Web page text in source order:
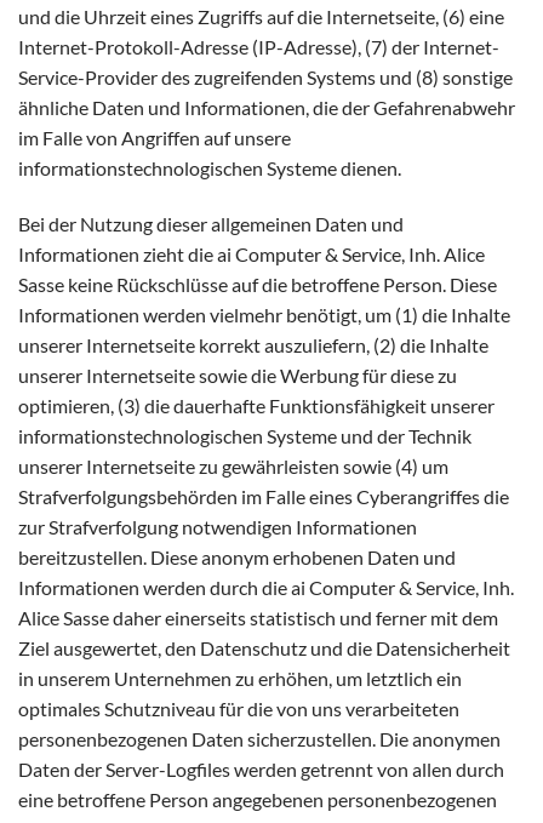
und die Uhrzeit eines Zugriffs auf die Internetseite, (6) eine
Internet-Protokoll-Adresse (IP-Adresse), (7) der Internet-
Service-Provider des zugreifenden Systems und (8) sonstige
ähnliche Daten und Informationen, die der Gefahrenabwehr
im Falle von Angriffen auf unsere
informationstechnologischen Systeme dienen.
Bei der Nutzung dieser allgemeinen Daten und
Informationen zieht die ai Computer & Service, Inh. Alice
Sasse keine Rückschlüsse auf die betroffene Person. Diese
Informationen werden vielmehr benötigt, um (1) die Inhalte
unserer Internetseite korrekt auszuliefern, (2) die Inhalte
unserer Internetseite sowie die Werbung für diese zu
optimieren, (3) die dauerhafte Funktionsfähigkeit unserer
informationstechnologischen Systeme und der Technik
unserer Internetseite zu gewährleisten sowie (4) um
Strafverfolgungsbehörden im Falle eines Cyberangriffes die
zur Strafverfolgung notwendigen Informationen
bereitzustellen. Diese anonym erhobenen Daten und
Informationen werden durch die ai Computer & Service, Inh.
Alice Sasse daher einerseits statistisch und ferner mit dem
Ziel ausgewertet, den Datenschutz und die Datensicherheit
in unserem Unternehmen zu erhöhen, um letztlich ein
optimales Schutzniveau für die von uns verarbeiteten
personenbezogenen Daten sicherzustellen. Die anonymen
Daten der Server-Logfiles werden getrennt von allen durch
eine betroffene Person angegebenen personenbezogenen